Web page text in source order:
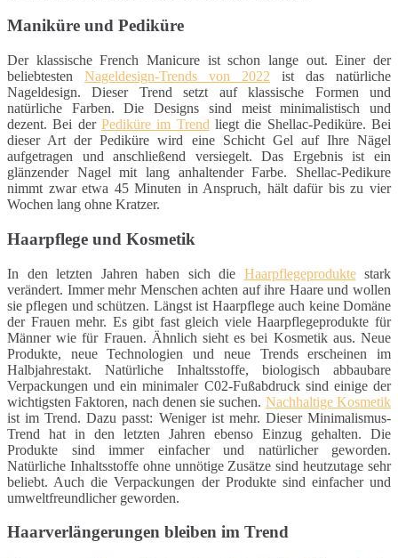
Maniküre und Pediküre
Der klassische French Manicure ist schon lange out. Einer der
beliebtesten Nageldesign-Trends von 2022 ist das natürliche
Nageldesign. Dieser Trend setzt auf klassische Formen und
natürliche Farben. Die Designs sind meist minimalistisch und
dezent. Bei der Pediküre im Trend liegt die Shellac-Pediküre. Bei
dieser Art der Pediküre wird eine Schicht Gel auf Ihre Nägel
aufgetragen und anschließend versiegelt. Das Ergebnis ist ein
glänzender Nagel mit lang anhaltender Farbe. Shellac-Pedikure
nimmt zwar etwa 45 Minuten in Anspruch, hält dafür bis zu vier
Wochen lang ohne Kratzer.
Haarpflege und Kosmetik
In den letzten Jahren haben sich die Haarpflegeproduktestark
verändert. Immer mehr Menschen achten auf ihre Haare und wollen
sie pflegen und schützen. Längst ist Haarpflege auch keine Domäne
der Frauen mehr. Es gibt fast gleich viele Haarpflegeprodukte für
Männer wie für Frauen. Ähnlich sieht es bei Kosmetik aus. Neue
Produkte, neue Technologien und neue Trends erscheinen im
Halbjahrestakt. Natürliche Inhaltsstoffe, biologisch abbaubare
Verpackungen und ein minimaler C02-Fußabdruck sind einige der
wichtigsten Faktoren, nach denen sie suchen. Nachhaltige Kosmetik
ist im Trend. Dazu passt: Weniger ist mehr. Dieser Minimalismus-
Trend hat in den letzten Jahren ebenso Einzug gehalten. Die
Produkte sind immer einfacher und natürlicher geworden.
Natürliche Inhaltsstoffe ohne unnötige Zusätze sind heutzutage sehr
beliebt. Auch die Verpackungen der Produkte sind einfacher und
umweltfreundlicher geworden.
Haarverlängerungen bleiben im Trend